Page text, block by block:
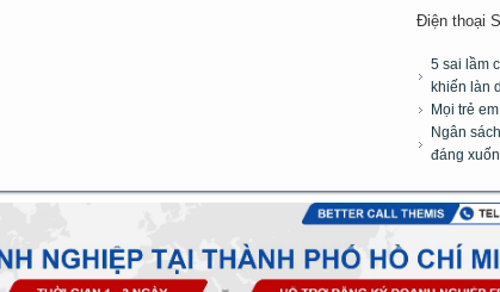
Điện thoại
5 sai lầm
khiến làn
Mọi trẻ
Ngân
đáng